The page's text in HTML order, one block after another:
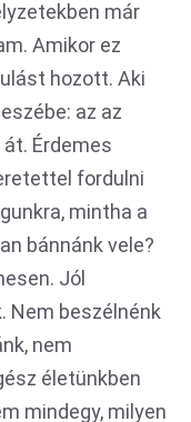
már
Amikor ez
hozott. Aki
az az
Érdemes
fordulni
mintha a
bánnánk vele?
Jól
Nem beszélnénk
nem
életünkben
mindegy, milyen